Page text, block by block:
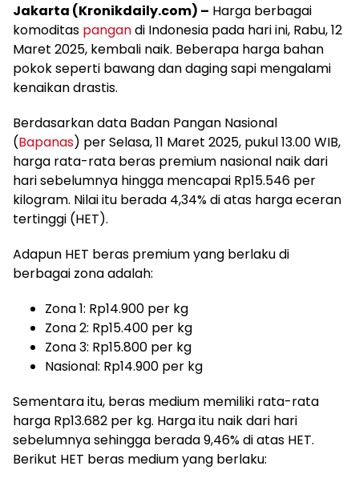
Jakarta (Kronikdaily.com) – Harga berbagai
komoditas pangandi Indonesia pada hari ini, Rabu, 12
Maret 2025, kembali naik. Beberapa harga bahan
pokok seperti bawang dan daging sapi mengalami
kenaikan drastis.
Berdasarkan data Badan Pangan Nasional
(Bapanas) per Selasa, 11 Maret 2025, pukul 13.00 WIB,
harga rata-rata beras premium nasional naik dari
hari sebelumnya hingga mencapai Rp15.546 per
kilogram. Nilai itu berada 4,34% di atas harga eceran
tertinggi (HET).
Adapun HET beras premium yang berlaku di
berbagai zona adalah:
Zona 1: Rp14.900 per kg
Zona 2: Rp15.400 per kg
Zona 3: Rp15.800 per kg
Nasional: Rp14.900 per kg
Sementara itu, beras medium memiliki rata-rata
harga Rp13.682 per kg. Harga itu naik dari hari
sebelumnya sehingga berada 9,46% di atas HET.
Berikut HET beras medium yang berlaku: